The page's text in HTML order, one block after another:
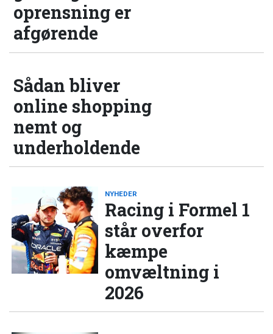
oprensning er
afgørende
Sådan bliver
online shopping
nemt og
underholdende
NYHEDER
Racing i Formel 1
står overfor
kæmpe
omvæltning i
2026